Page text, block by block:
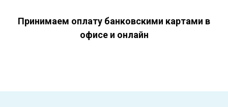
Принимаем оплату банковскими картами в
офисе и онлайн